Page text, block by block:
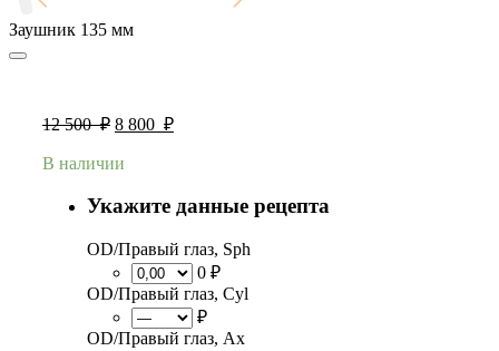
Заушник 135 мм
12 500₽ 8 800 ₽
В наличии
Укажите данные рецепта
OD/Правый глаз, Sph
0 ₽
OD/Правый глаз, Cyl
₽
OD/Правый глаз, Ax